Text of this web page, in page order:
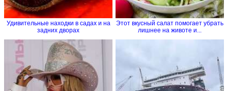
Удивительные находки в садах и на
задних дворах
Этот вкусный салат помогает убрать
лишнее на животе и...